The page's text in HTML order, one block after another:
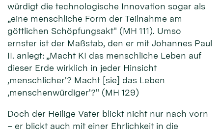
würdigt die technologische Innovation sogar als
„eine menschliche Form der Teilnahme am
göttlichen Schöpfungsakt" (MH 111). Umso
ernster ist der Maßstab, den er mit Johannes Paul
II. anlegt: „Macht KI das menschliche Leben auf
dieser Erde wirklich in jeder Hinsicht
‚menschlicher'? Macht [sie] das Leben
‚menschenwürdiger'?" (MH 129)
Doch der Heilige Vater blickt nicht nur nach vorn
– er blickt auch mit einer Ehrlichkeit in die